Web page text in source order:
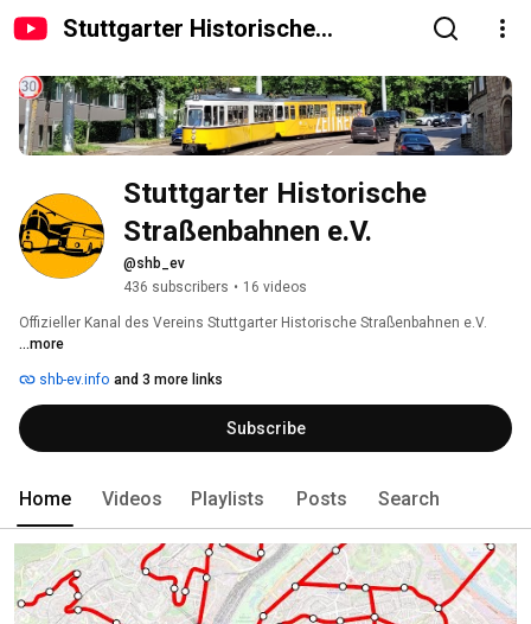
Stuttgarter Historische
Stuttgarter Historische
Straßenbahnen e.V.
@shb_ev
436 subscribers • 16 videos
Offizieller Kanal des Vereins Stuttgarter Historische Straßenbahnen e.V.
...more
shb-ev.info and 3 more links
Subscribe
Home Videos Playlists Posts Search